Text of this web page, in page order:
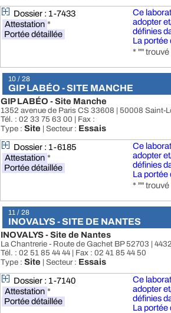
Dossier : 1-7433
Attestation *
Portée détaillée
Ce
adopter
définies
La portée
* ""
10 / 28
GIP LABÉO - SITE MANCHE
GIP LABÉO - Site Manche
1352 avenue de Paris CS 33608 | 50008 Saint-
Tél. : 02 33 75 63 00 | Fax :
Type : Site | Secteur : Essais
Dossier : 1-6185
Attestation *
Portée détaillée
Ce
adopter
définies
La portée
* ""
11 / 28
INOVALYS - SITE DE NANTES
INOVALYS - Site de Nantes
La Chantrerie - Route de Gachet BP 52703 |
Tél. : 02 51 85 44 44 | Fax : 02 41 85 44 50
Type : Site | Secteur : Essais
Dossier : 1-7140
Attestation *
Portée détaillée
Ce
adopter
définies
La portée